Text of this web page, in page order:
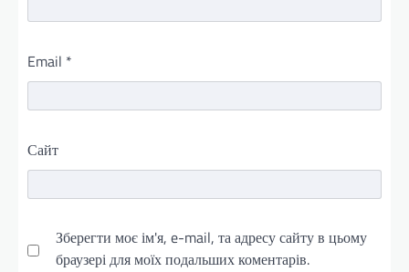
Email *
Сайт
Зберегти моє ім'я, e-mail, та адресу сайту в цьому
браузері для моїх подальших коментарів.